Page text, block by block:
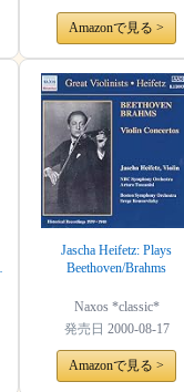
Amazonで見る >
Jascha Heifetz: Plays
Beethoven/Brahms
Naxos *classic*
発売日 2000-08-17
Amazonで見る >